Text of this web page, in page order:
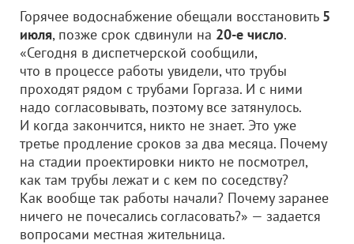
Горячее водоснабжение обещали восстановить 5
июля, позже срок сдвинули на 20-е число.
«Сегодня в диспетчерской сообщили,
что в процессе работы увидели, что трубы
проходят рядом с трубами Горгаза. И с ними
надо согласовывать, поэтому все затянулось.
И когда закончится, никто не знает. Это уже
третье продление сроков за два месяца. Почему
на стадии проектировки никто не посмотрел,
как там трубы лежат и с кем по соседству?
Как вообще так работы начали? Почему заранее
ничего не почесались согласовать?» — задается
вопросами местная жительница.